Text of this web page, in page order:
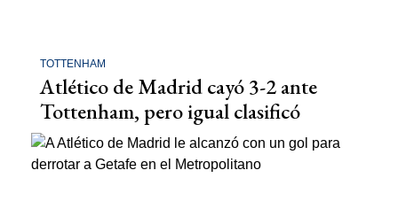
TOTTENHAM
Atlético de Madrid cayó 3-2 ante
Tottenham, pero igual clasificó